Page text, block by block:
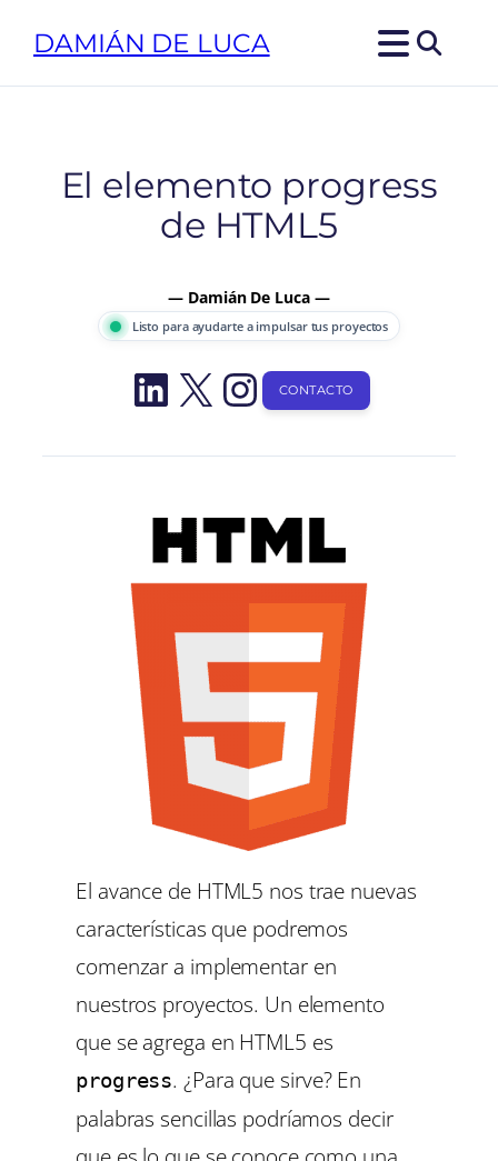
DAMIÁN DE LUCA
El elemento progress
de HTML5
— Damián De Luca —
Listo para ayudarte a impulsar tus proyectos
LinkedIn
X Instagram
CONTACTO
El avance de HTML5 nos trae nuevas
características que podremos
comenzar a implementar en
nuestros proyectos. Un elemento
que se agrega en HTML5 es
progress. ¿Para que sirve? En
palabras sencillas podríamos decir